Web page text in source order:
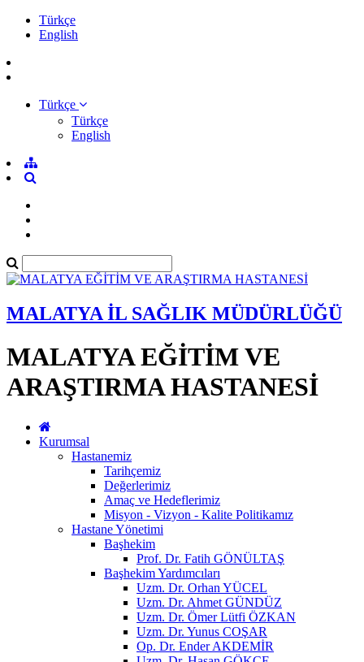
Türkçe
English
Türkçe
Türkçe
English
MALATYA İL SAĞLIK MÜDÜRLÜĞÜ
MALATYA EĞİTİM VE
ARAŞTIRMA HASTANESİ
Kurumsal
Hastanemiz
Tarihçemiz
Değerlerimiz
Amaç ve Hedeflerimiz
Misyon - Vizyon - Kalite Politikamız
Hastane Yönetimi
Başhekim
Prof. Dr. Fatih GÖNÜLTAŞ
Başhekim Yardımcıları
Uzm. Dr. Orhan YÜCEL
Uzm. Dr. Ahmet GÜNDÜZ
Uzm. Dr. Ömer Lütfi ÖZKAN
Uzm. Dr. Yunus COŞAR
Op. Dr. Ender AKDEMİR